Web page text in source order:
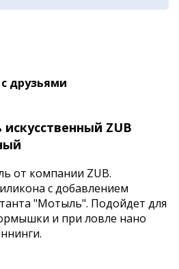
друзьями
ZUB
от компании ZUB.
с добавлением
"Мотыль". Подойдет для
и при ловле нано